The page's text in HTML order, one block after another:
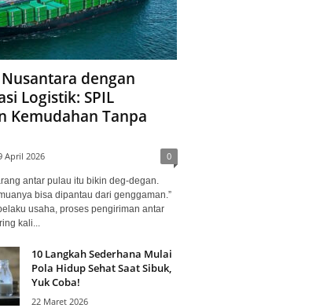
dengan
Logistik: SPIL
Kemudahan Tanpa
April 2026 0
antar pulau itu bikin deg-degan.
bisa dipantau dari genggaman.”
usaha, proses pengiriman antar
kali...
10 Langkah Sederhana Mulai
Pola Hidup Sehat Saat Sibuk,
Yuk Coba!
22 Maret 2026